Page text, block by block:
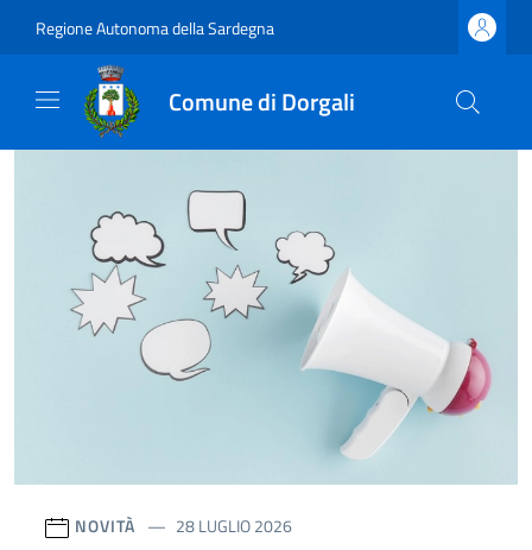
Regione Autonoma della Sardegna
Comune di Dorgali
NOVITÀ 28 LUGLIO 2026